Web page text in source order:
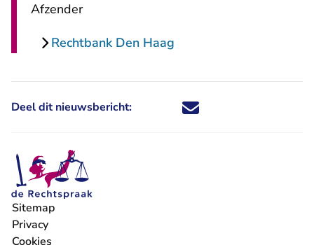
Afzender
Rechtbank Den Haag
Deel dit nieuwsbericht: Deel dit nieuwsbericht via X -
Deel dit nieuwsbericht via
Deel dit nieuwsbericht
Deel dit
Sitemap
Privacy
Cookies